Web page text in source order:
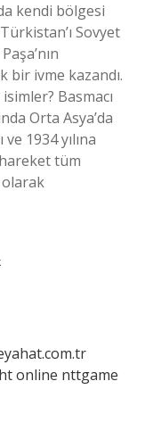
kendi bölgesi
Sovyet
bir ivme kazandı.
Basmacı
Orta Asya’da
1934 yılına
tüm
olarak
online nttgame